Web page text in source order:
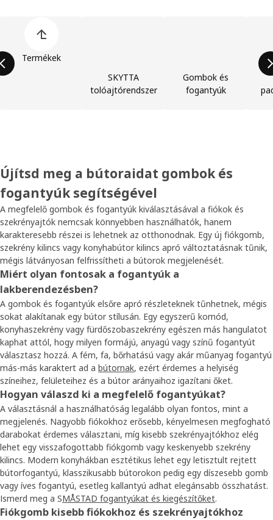
Termékek
SKYTTA
tolóajtórendszer
Gombok és
fogantyúk
Újítsd meg a bútoraidat gombok és
fogantyúk segítségével
A megfelelő gombok és fogantyúk kiválasztásával a fiókok és
szekrényajtók nemcsak könnyebben használhatók, hanem
karakteresebb részei is lehetnek az otthonodnak. Egy új fiókgomb,
szekrény kilincs vagy konyhabútor kilincs apró változtatásnak tűnik,
mégis látványosan felfrissítheti a bútorok megjelenését.
Miért olyan fontosak a fogantyúk a
lakberendezésben?
A gombok és fogantyúk elsőre apró részleteknek tűnhetnek, mégis
sokat alakítanak egy bútor stílusán. Egy egyszerű komód,
konyhaszekrény vagy fürdőszobaszekrény egészen más hangulatot
kaphat attól, hogy milyen formájú, anyagú vagy színű fogantyút
választasz hozzá. A fém, fa, bőrhatású vagy akár műanyag fogantyú
más-más karaktert ad a bútornak, ezért érdemes a helyiség
színeihez, felületeihez és a bútor arányaihoz igazítani őket.
Hogyan válaszd ki a megfelelő fogantyúkat?
A választásnál a használhatóság legalább olyan fontos, mint a
megjelenés. Nagyobb fiókokhoz erősebb, kényelmesen megfogható
darabokat érdemes választani, míg kisebb szekrényajtókhoz elég
lehet egy visszafogottabb fiókgomb vagy keskenyebb szekrény
kilincs. Modern konyhákban esztétikus lehet egy letisztult rejtett
bútorfogantyú, klasszikusabb bútorokon pedig egy díszesebb gomb
vagy íves fogantyú, esetleg kallantyú adhat elegánsabb összhatást.
Ismerd meg a SMÅSTAD fogantyúkat és kiegészítőket.
Fiókgomb kisebb fiókokhoz és szekrényajtókhoz